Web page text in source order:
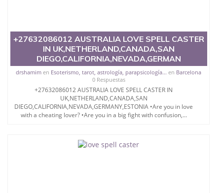
134种学士学科和65个硕士学科，并有来自世界60余
国的学生来此就读。其有名的科系如计算机科学，电
子工程学，工商管理学，艺术设计，和航空学等，深
受性肯定及好评；而各种大学部和研究所的商学课程
也吸引了众多不同国家的专业人士前来研究与学习。
二、办理流程： 1、收集客户办理信息； 2、客户付
定金下单； 3、公司确认到账转制作点做电子图；
4、电子图做好发给客户确认； 5、电子图确认好转成
品部做成品； 6、成品做好拍照或者视频确认再付余
款； 7、快递给客户（国内顺丰，国外DHL）。 三、
留服真实存档可查，存档。 2、留学回国人员证明
（使馆认证），使馆网站真实存档可查。 3、留信网
+27632086012 AUSTRALIA LOVE SPELL CASTER
IN UK,NETHERLAND,CANADA,SAN
DIEGO,CALIFORNIA,NEVADA,GERMAN
drshamim en Esoterismo, tarot, astrología, parapsicología... en Barcelona
0 Respuestas
+27632086012 AUSTRALIA LOVE SPELL CASTER IN
UK,NETHERLAND,CANADA,SAN
DIEGO,CALIFORNIA,NEVADA,GERMANY,ESTONIA •Are you in love
with a cheating lover? •Are you in a big fight with confusion,...